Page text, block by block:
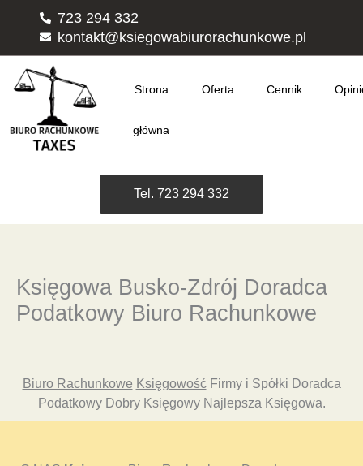
723 294 332
kontakt@ksiegowabiurorachunkowe.pl
Strona
główna
Oferta Cennik
Tel. 723 294 332
Księgowa Busko-Zdrój Doradca
Podatkowy Biuro Rachunkowe
Biuro Rachunkowe KsięgowośćFirmy i Spółki Doradca
Podatkowy Dobry Księgowy Najlepsza Księgowa.